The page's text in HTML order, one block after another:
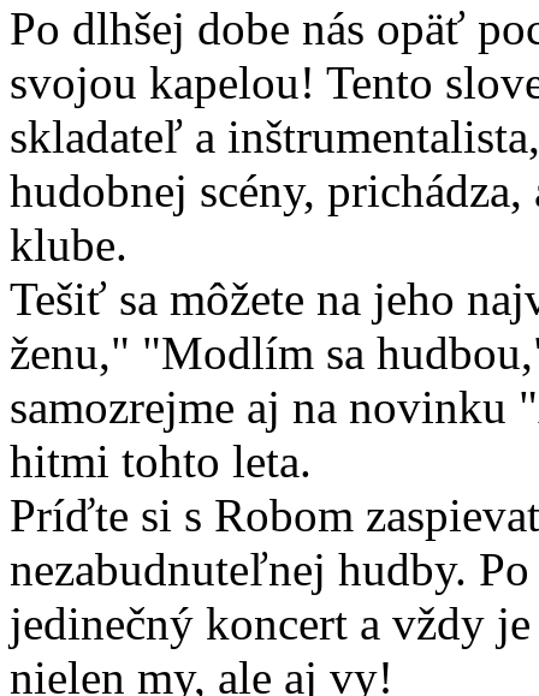
Po dlhšej dobe nás opäť
svojou kapelou! Tento
skladateľ a
hudobnej scény,
klube.
Tešiť sa môžete na jeho
ženu," "Modlím sa
samozrejme aj na novinku
hitmi tohto leta.
Príďte si s Robom
nezabudnuteľnej hudby.
jedinečný koncert a vždy
nielen my, ale aj vy!